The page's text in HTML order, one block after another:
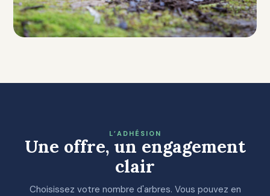
L’ADHÉSION
Une offre, un engagement
clair
Choisissez votre nombre d'arbres. Vous pouvez en